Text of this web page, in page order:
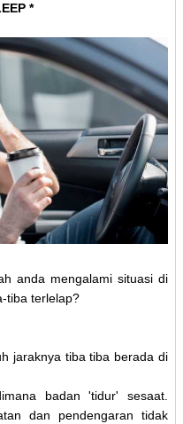
*
anda mengalami situasi di
tiba terlelap?
jaraknya tiba tiba berada di
badan 'tidur' sesaat.
dan pendengaran tidak